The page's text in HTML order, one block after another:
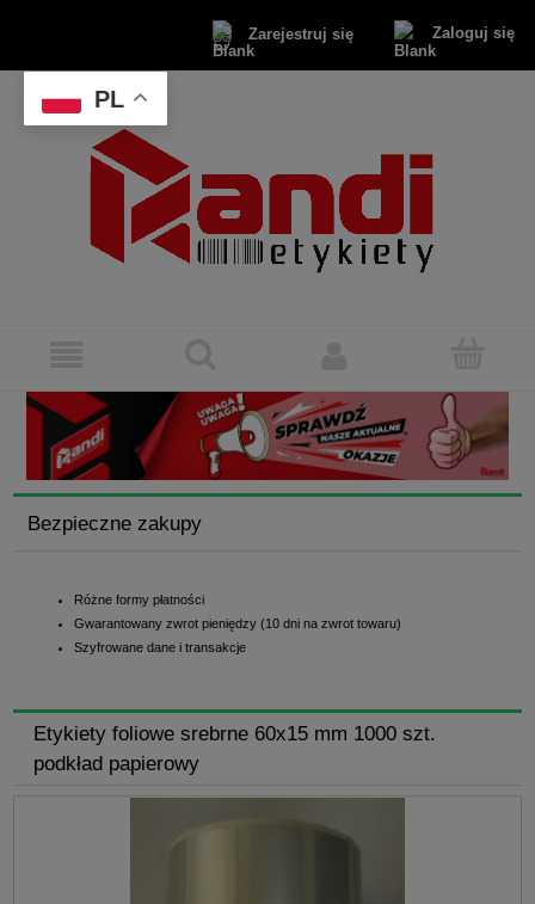
Zarejestruj się Zaloguj się
Bezpieczne zakupy
Różne formy płatności
Gwarantowany zwrot pieniędzy (10 dni na zwrot towaru)
Szyfrowane dane i transakcje
Etykiety foliowe srebrne 60x15 mm 1000 szt.
podkład papierowy
PL